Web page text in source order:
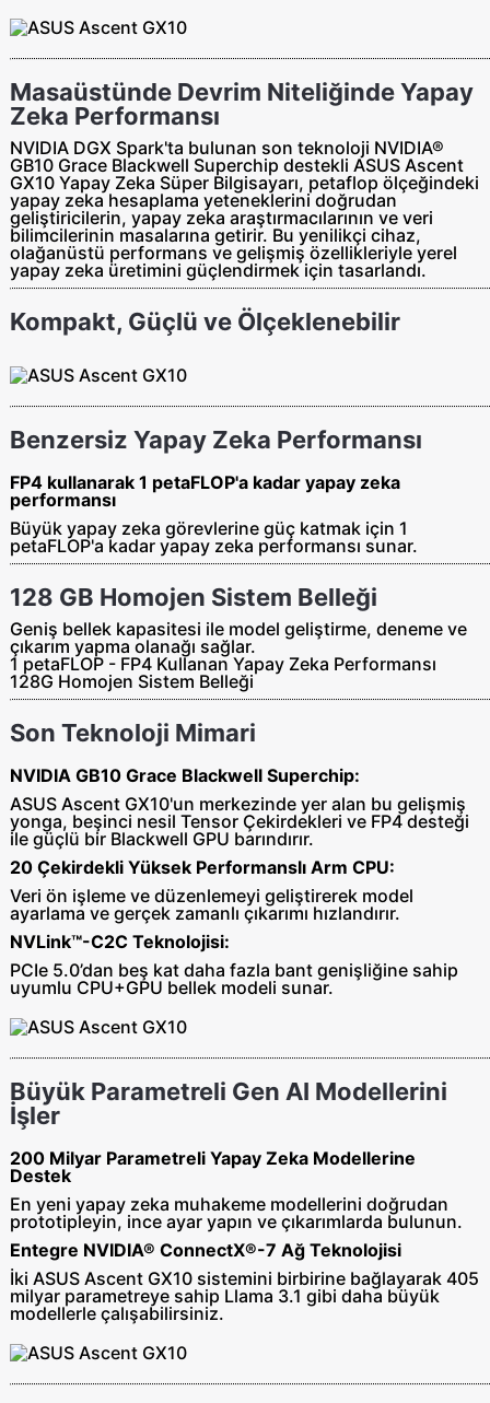
Masaüstünde Devrim Niteliğinde Yapay
Zeka Performansı
NVIDIA DGX Spark'ta bulunan son teknoloji NVIDIA®
GB10 Grace Blackwell Superchip destekli ASUS Ascent
GX10 Yapay Zeka Süper Bilgisayarı, petaflop ölçeğindeki
yapay zeka hesaplama yeteneklerini doğrudan
geliştiricilerin, yapay zeka araştırmacılarının ve veri
bilimcilerinin masalarına getirir. Bu yenilikçi cihaz,
olağanüstü performans ve gelişmiş özellikleriyle yerel
yapay zeka üretimini güçlendirmek için tasarlandı.
Kompakt, Güçlü ve Ölçeklenebilir
Benzersiz Yapay Zeka Performansı
FP4 kullanarak 1 petaFLOP'a kadar yapay zeka
performansı
Büyük yapay zeka görevlerine güç katmak için 1
petaFLOP'a kadar yapay zeka performansı sunar.
128 GB Homojen Sistem Belleği
Geniş bellek kapasitesi ile model geliştirme, deneme ve
çıkarım yapma olanağı sağlar.
1 petaFLOP - FP4 Kullanan Yapay Zeka Performansı
128G Homojen Sistem Belleği
Son Teknoloji Mimari
NVIDIA GB10 Grace Blackwell Superchip:
ASUS Ascent GX10'un merkezinde yer alan bu gelişmiş
yonga, beşinci nesil Tensor Çekirdekleri ve FP4 desteği
ile güçlü bir Blackwell GPU barındırır.
20 Çekirdekli Yüksek Performanslı Arm CPU:
Veri ön işleme ve düzenlemeyi geliştirerek model
ayarlama ve gerçek zamanlı çıkarımı hızlandırır.
NVLink™-C2C Teknolojisi:
PCIe 5.0’dan beş kat daha fazla bant genişliğine sahip
uyumlu CPU+GPU bellek modeli sunar.
Büyük Parametreli Gen AI Modellerini
İşler
200 Milyar Parametreli Yapay Zeka Modellerine
Destek
En yeni yapay zeka muhakeme modellerini doğrudan
prototipleyin, ince ayar yapın ve çıkarımlarda bulunun.
Entegre NVIDIA® ConnectX®-7 Ağ Teknolojisi
İki ASUS Ascent GX10 sistemini birbirine bağlayarak 405
milyar parametreye sahip Llama 3.1 gibi daha büyük
modellerle çalışabilirsiniz.